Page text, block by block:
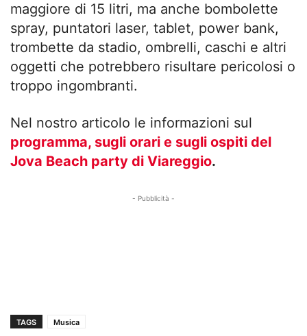
maggiore di 15 litri, ma anche bombolette
spray, puntatori laser, tablet, power bank,
trombette da stadio, ombrelli, caschi e altri
oggetti che potrebbero risultare pericolosi o
troppo ingombranti.
Nel nostro articolo le informazioni sul
programma, sugli orari e sugli ospiti del
Jova Beach party di Viareggio.
- Pubblicità -
TAGS Musica